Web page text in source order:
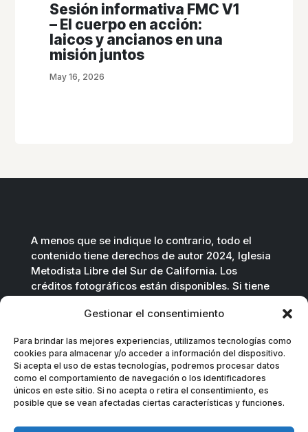
Gestionar el consentimiento
Para brindar las mejores experiencias, utilizamos tecnologías como
cookies para almacenar y/o acceder a información del dispositivo.
Si acepta el uso de estas tecnologías, podremos procesar datos
como el comportamiento de navegación o los identificadores
únicos en este sitio. Si no acepta o retira el consentimiento, es
posible que se vean afectadas ciertas características y funciones.
Sesión informativa FMC V1
– El cuerpo en acción:
laicos y ancianos en una
misión juntos
May 16, 2026
A menos que se indique lo contrario, todo el
contenido tiene derechos de autor 2024, Iglesia
Metodista Libre del Sur de California. Los
créditos fotográficos están disponibles. Si tiene
Contáctenos por correo electrónico.